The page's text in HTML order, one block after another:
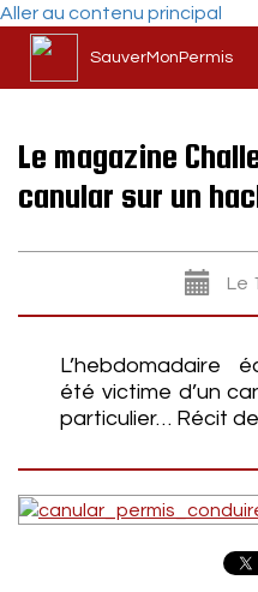
Aller au contenu principal
SauverMonPermis
Le magazine
canular sur un
Le
L’hebdomadaire
été victime d’un
particulier… Récit